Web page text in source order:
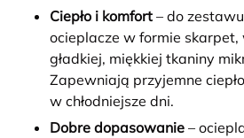
Ciepło i komfort – do
ocieplacze w formie skarpet,
gładkiej, miękkiej tkaniny
Zapewniają przyjemne
w chłodniejsze dni.
Dobre dopasowanie –